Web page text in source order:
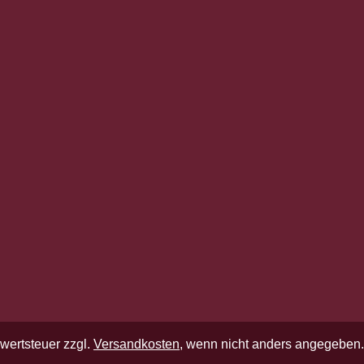
zzgl. Versandkosten, wenn nicht anders angegeben.